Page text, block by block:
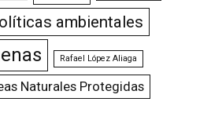
ambientales
Rafael López Aliaga
Naturales Protegidas